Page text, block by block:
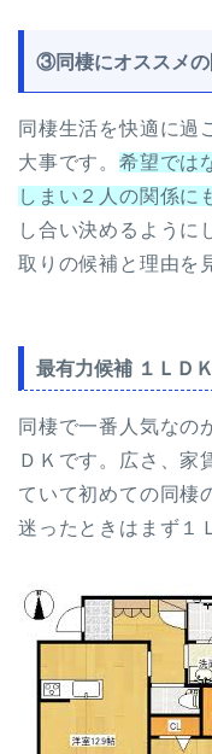
③同棲にオススメの
同棲生活を快適に過
大事です。 希望では
しまい２人の関係に
し合い決めるように
取りの候補と理由を
最有力候補 １ＬＤＫ
同棲で一番人気なの
ＤＫです。広さ、家
ていて初めての同棲
迷ったときはまず１